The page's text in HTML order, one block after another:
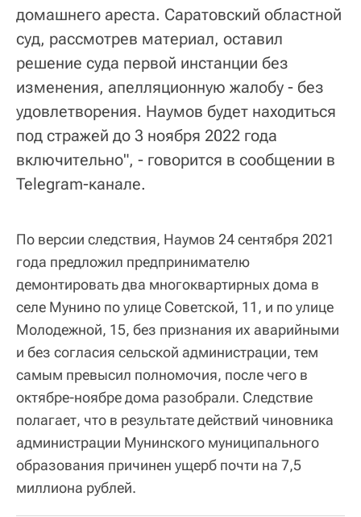
домашнего ареста. Саратовский областной
суд, рассмотрев материал, оставил
решение суда первой инстанции без
изменения, апелляционную жалобу - без
удовлетворения. Наумов будет находиться
под стражей до 3 ноября 2022 года
включительно", - говорится в сообщении в
Telegram-канале.
По версии следствия, Наумов 24 сентября 2021
года предложил предпринимателю
демонтировать два многоквартирных дома в
селе Мунино по улице Советской, 11, и по улице
Молодежной, 15, без признания их аварийными
и без согласия сельской администрации, тем
самым превысил полномочия, после чего в
октябре-ноябре дома разобрали. Следствие
полагает, что в результате действий чиновника
администрации Мунинского муниципального
образования причинен ущерб почти на 7,5
миллиона рублей.